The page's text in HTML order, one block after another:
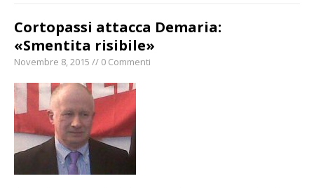
Cortopassi attacca Demaria:
«Smentita risibile»
Novembre 8, 2015 // 0 Commenti